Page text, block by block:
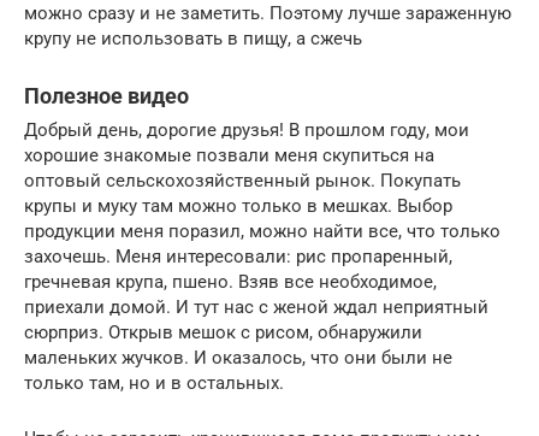
можно сразу и не заметить. Поэтому лучше зараженную
крупу не использовать в пищу, а сжечь
Полезное видео
Добрый день, дорогие друзья! В прошлом году, мои
хорошие знакомые позвали меня скупиться на
оптовый сельскохозяйственный рынок. Покупать
крупы и муку там можно только в мешках. Выбор
продукции меня поразил, можно найти все, что только
захочешь. Меня интересовали: рис пропаренный,
гречневая крупа, пшено. Взяв все необходимое,
приехали домой. И тут нас с женой ждал неприятный
сюрприз. Открыв мешок с рисом, обнаружили
маленьких жучков. И оказалось, что они были не
только там, но и в остальных.